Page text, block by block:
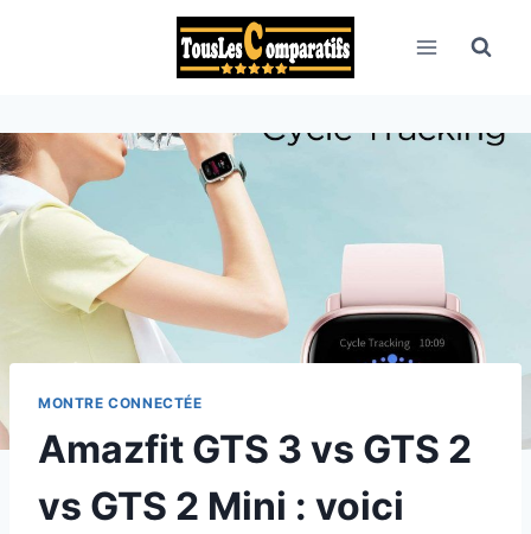
MONTRE CONNECTÉE
Amazfit GTS 3 vs GTS 2
vs GTS 2 Mini : voici